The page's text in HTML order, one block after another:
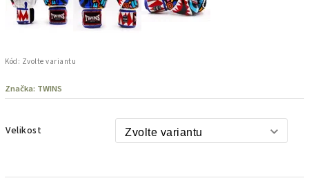
Kód: Zvolte variantu
Značka: TWINS
Velikost